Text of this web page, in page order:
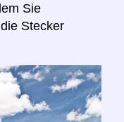
Sie
Stecker